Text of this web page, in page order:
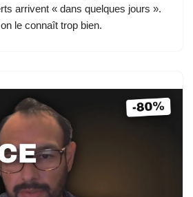
arrivent « dans quelques jours ».
le connaît trop bien.